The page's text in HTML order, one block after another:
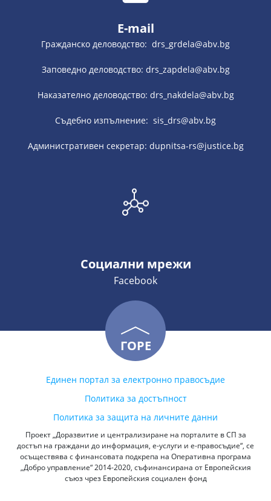
E-mail
Гражданско деловодство: drs_grdela@abv.bg
Заповедно деловодство: drs_zapdela@abv.bg
Наказателно деловодство: drs_nakdela@abv.bg
Съдебно изпълнение: sis_drs@abv.bg
Административен секретар: dupnitsa-rs@justice.bg
Социални мрежи
Facebook
ГОРЕ
Единен портал за електронно правосъдие
Политика за достъпност
Политика за защита на личните данни
Проект „Доразвитие и централизиране на порталите в СП за
достъп на граждани до информация, е-услуги и е-правосъдие“, се
осъществява с финансовата подкрепа на Оперативна програма
„Добро управление“ 2014-2020, съфинансирана от Европейския
съюз чрез Европейския социален фонд